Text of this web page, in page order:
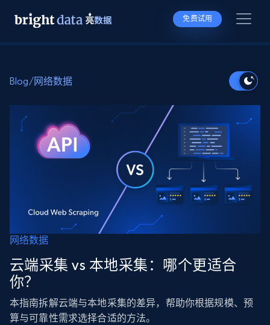
免费试用
Blog/网络数据
网络数据
云端采集 vs 本地采集：哪个更适合
你？
本指南拆解云端与本地采集的差异，帮助你根据规模、预
算与可靠性需求选择合适的方法。